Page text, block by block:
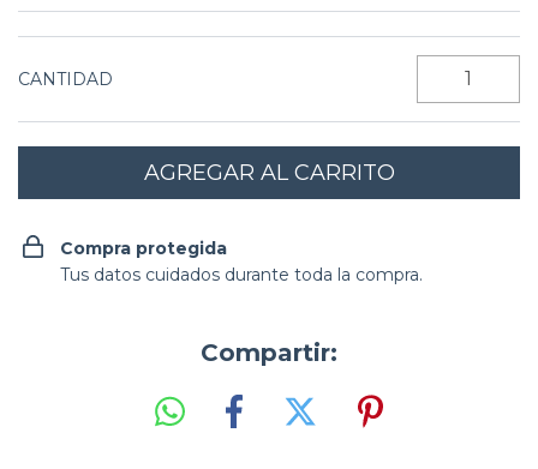
CANTIDAD
Compra protegida
Tus datos cuidados durante toda la compra.
Compartir: